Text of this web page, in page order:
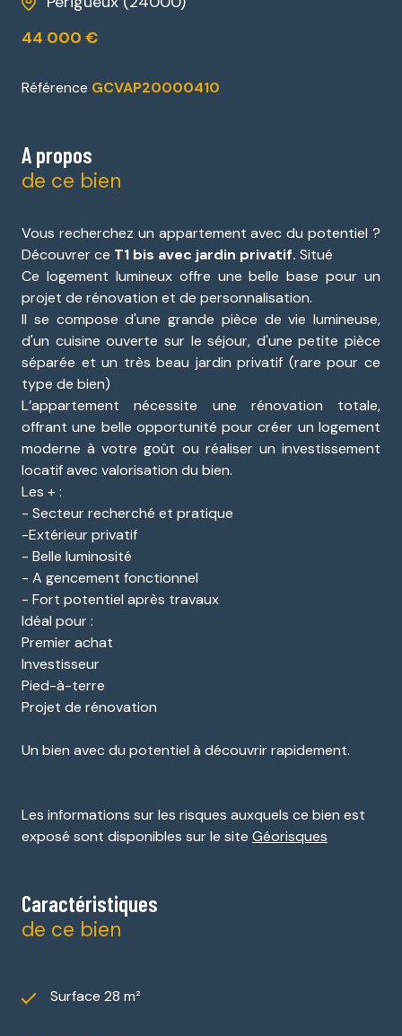
44 000 €
Référence GCVAP20000410
A propos
de ce bien
Vous recherchez un appartement avec du potentiel ?
Découvrer ce T1 bis avec jardin privatif. Situé
Ce logement lumineux offre une belle base pour un
projet de rénovation et de personnalisation.
Il se compose d'une grande pièce de vie lumineuse,
d'un cuisine ouverte sur le séjour, d'une petite pièce
séparée et un très beau jardin privatif (rare pour ce
type de bien)
L’appartement nécessite une rénovation totale,
offrant une belle opportunité pour créer un logement
moderne à votre goût ou réaliser un investissement
locatif avec valorisation du bien.
Les + :
- Secteur recherché et pratique
-Extérieur privatif
- Belle luminosité
- A gencement fonctionnel
- Fort potentiel après travaux
Idéal pour :
Premier achat
Investisseur
Pied-à-terre
Projet de rénovation
Un bien avec du potentiel à découvrir rapidement.
Les informations sur les risques auxquels ce bien est
exposé sont disponibles sur le site Géorisques
Caractéristiques
de ce bien
Surface 28 m²